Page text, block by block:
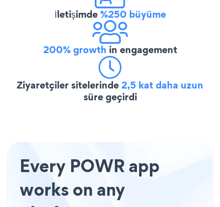
İletişimde%250 büyüme
200% growth in engagement
Ziyaretçiler sitelerinde2,5 kat daha uzun
süre geçirdi
Every POWR app
works on any